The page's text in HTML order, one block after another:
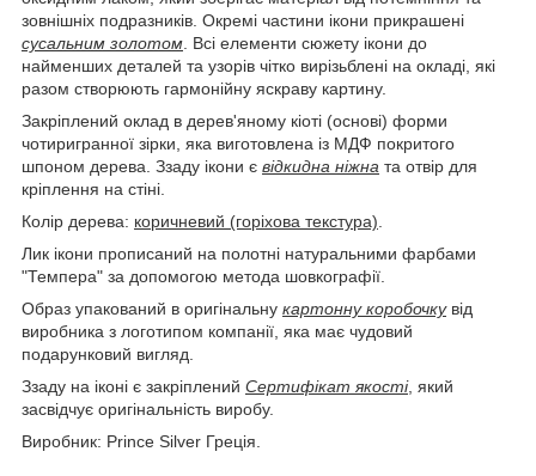
зовнішніх подразників. Окремі частини ікони прикрашені
сусальним золотом . Всі елементи сюжету ікони до
найменших деталей та узорів чітко вирізьблені на окладі, які
разом створюють гармонійну яскраву картину.
Закріплений оклад в дерев'яному кіоті (основі) форми
чотиригранної зірки, яка виготовлена із МДФ покритого
шпоном дерева. Ззаду ікони є відкидна ніжна та отвір для
кріплення на стіні.
Колір дерева: коричневий (горіхова текстура)
Лик ікони прописаний на полотні натуральними фарбами
"Темпера" за допомогою метода шовкографії.
Образ упакований в оригінальну картонну коробочкувід
виробника з логотипом компанії, яка має чудовий
подарунковий вигляд.
Ззаду на іконі є закріплений Сертифікат якості, який
засвідчує оригінальність виробу.
Виробник: Prince Silver Греція.